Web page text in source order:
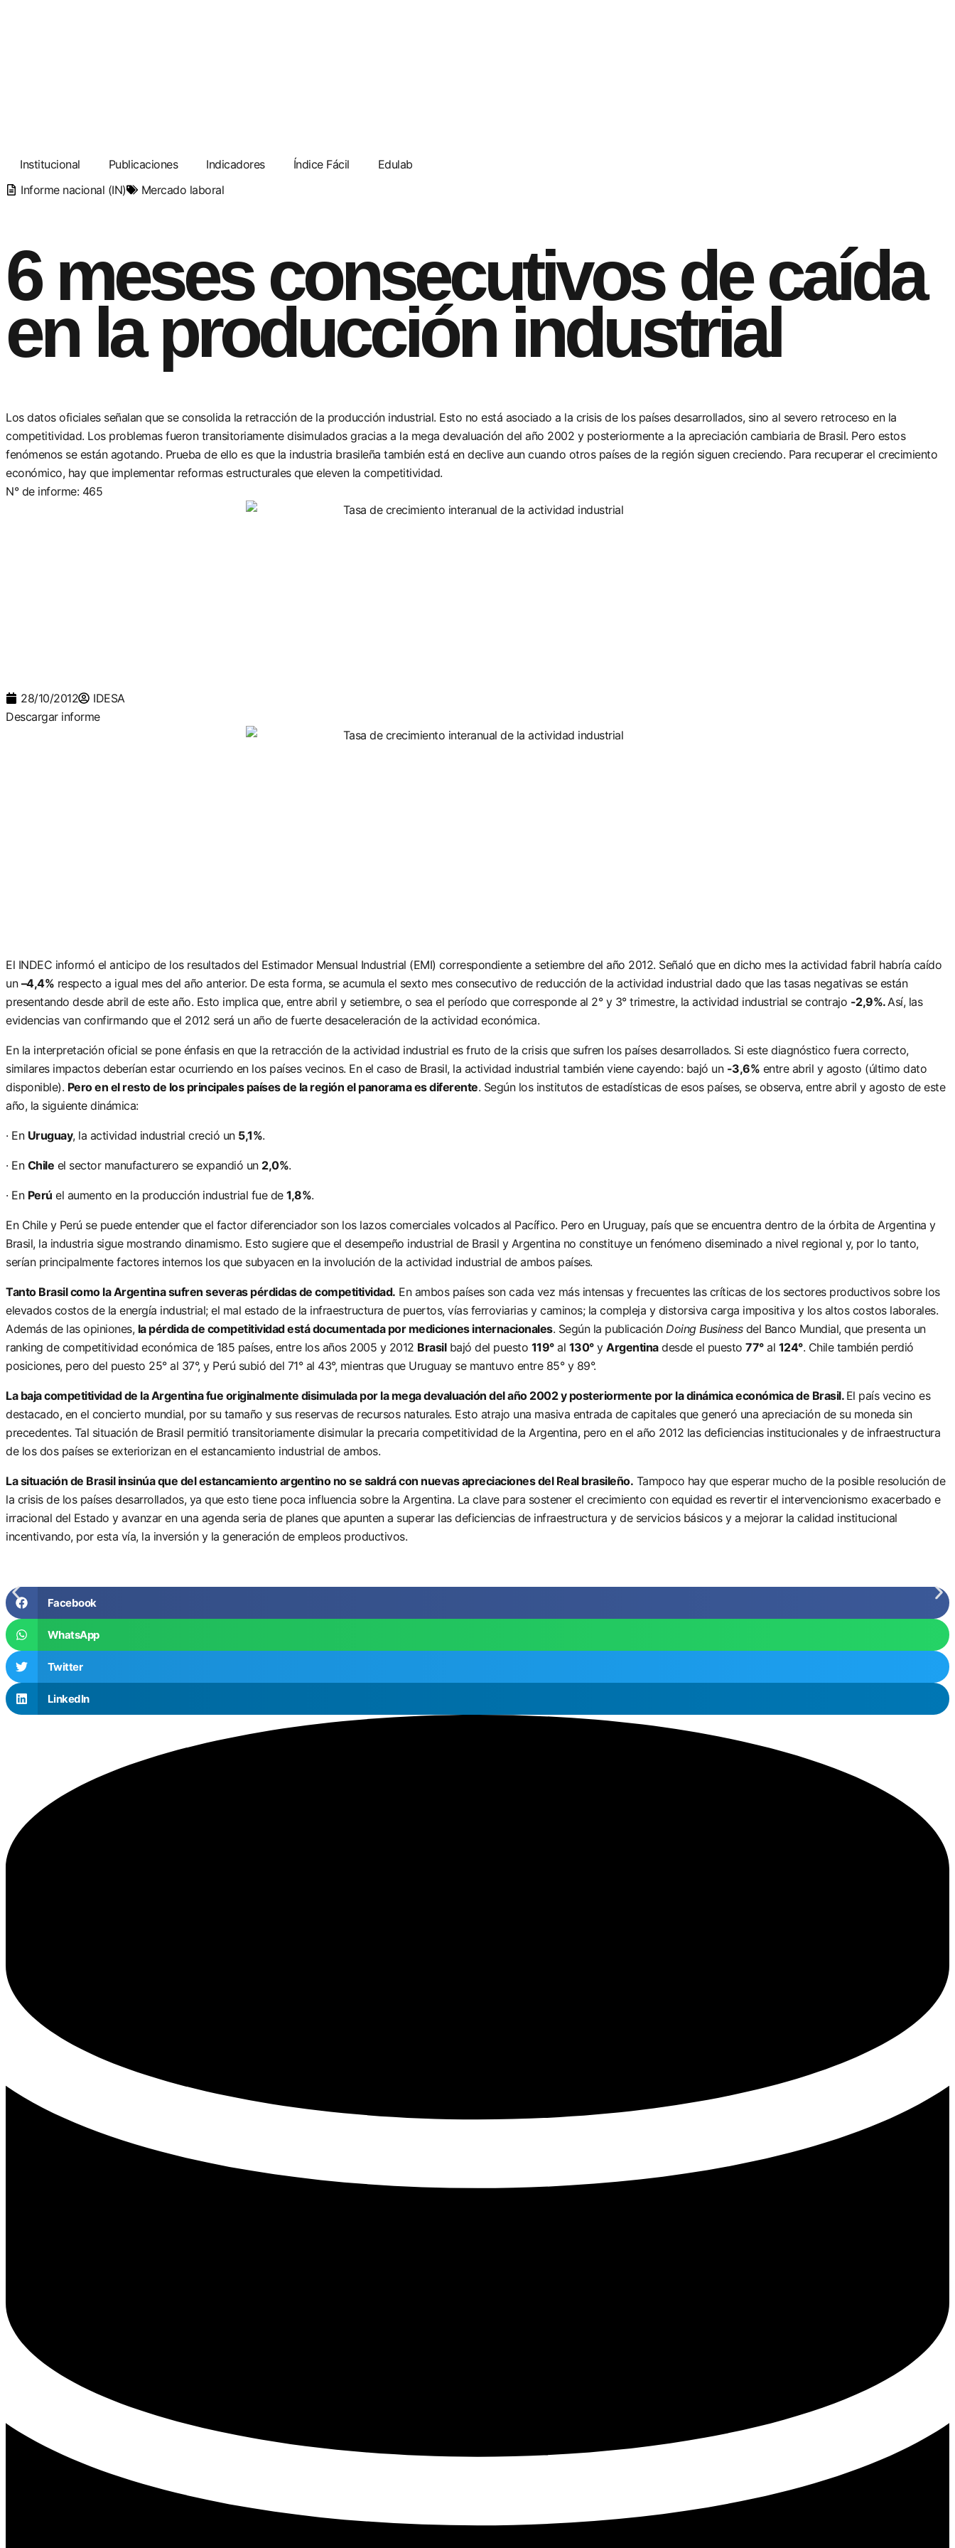
Institucional Publicaciones Indicadores Índice Fácil
Edulab
Informe nacional (IN)
Mercado laboral
6 meses consecutivos de caída
en la producción industrial
Los datos oficiales señalan que se consolida la retracción de la producción industrial. Esto no está asociado a la crisis de los países desarrollados, sino al severo retroceso en la
competitividad. Los problemas fueron transitoriamente disimulados gracias a la mega devaluación del año 2002 y posteriormente a la apreciación cambiaria de Brasil. Pero estos
fenómenos se están agotando. Prueba de ello es que la industria brasileña también está en declive aun cuando otros países de la región siguen creciendo. Para recuperar el crecimiento
económico, hay que implementar reformas estructurales que eleven la competitividad.
N° de informe: 465
28/10/2012
IDESA
Descargar informe
El INDEC informó el anticipo de los resultados del Estimador Mensual Industrial (EMI) correspondiente a setiembre del año 2012. Señaló que en dicho mes la actividad fabril habría caído
un –4,4% respecto a igual mes del año anterior. De esta forma, se acumula el sexto mes consecutivo de reducción de la actividad industrial dado que las tasas negativas se están
presentando desde abril de este año. Esto implica que, entre abril y setiembre, o sea el período que corresponde al 2° y 3° trimestre, la actividad industrial se contrajo -2,9%.Así, las
evidencias van confirmando que el 2012 será un año de fuerte desaceleración de la actividad económica.
En la interpretación oficial se pone énfasis en que la retracción de la actividad industrial es fruto de la crisis que sufren los países desarrollados. Si este diagnóstico fuera correcto,
similares impactos deberían estar ocurriendo en los países vecinos. En el caso de Brasil, la actividad industrial también viene cayendo: bajó un -3,6% entre abril y agosto (último dato
disponible). Pero en el resto de los principales países de la región el panorama es diferente. Según los institutos de estadísticas de esos países, se observa, entre abril y agosto de este
año, la siguiente dinámica:
· En Uruguay, la actividad industrial creció un 5,1%.
· En Chile el sector manufacturero se expandió un 2,0%.
· En Perú el aumento en la producción industrial fue de 1,8%.
En Chile y Perú se puede entender que el factor diferenciador son los lazos comerciales volcados al Pacífico. Pero en Uruguay, país que se encuentra dentro de la órbita de Argentina y
Brasil, la industria sigue mostrando dinamismo. Esto sugiere que el desempeño industrial de Brasil y Argentina no constituye un fenómeno diseminado a nivel regional y, por lo tanto,
serían principalmente factores internos los que subyacen en la involución de la actividad industrial de ambos países.
Tanto Brasil como la Argentina sufren severas pérdidas de competitividad. En ambos países son cada vez más intensas y frecuentes las críticas de los sectores productivos sobre los
elevados costos de la energía industrial; el mal estado de la infraestructura de puertos, vías ferroviarias y caminos; la compleja y distorsiva carga impositiva y los altos costos laborales.
Además de las opiniones, la pérdida de competitividad está documentada por mediciones internacionales. Según la publicación Doing Businessdel Banco Mundial, que presenta un
ranking de competitividad económica de 185 países, entre los años 2005 y 2012 Brasilbajó del puesto 119°al 130°y Argentinadesde el puesto 77°al 124°. Chile también perdió
posiciones, pero del puesto 25° al 37°, y Perú subió del 71° al 43°, mientras que Uruguay se mantuvo entre 85° y 89°.
La baja competitividad de la Argentina fue originalmente disimulada por la mega devaluación del año 2002 y posteriormente por la dinámica económica de Brasil. El país vecino es
destacado, en el concierto mundial, por su tamaño y sus reservas de recursos naturales. Esto atrajo una masiva entrada de capitales que generó una apreciación de su moneda sin
precedentes. Tal situación de Brasil permitió transitoriamente disimular la precaria competitividad de la Argentina, pero en el año 2012 las deficiencias institucionales y de infraestructura
de los dos países se exteriorizan en el estancamiento industrial de ambos.
La situación de Brasil insinúa que del estancamiento argentino no se saldrá con nuevas apreciaciones del Real brasileño. Tampoco hay que esperar mucho de la posible resolución de
la crisis de los países desarrollados, ya que esto tiene poca influencia sobre la Argentina. La clave para sostener el crecimiento con equidad es revertir el intervencionismo exacerbado e
irracional del Estado y avanzar en una agenda seria de planes que apunten a superar las deficiencias de infraestructura y de servicios básicos y a mejorar la calidad institucional
incentivando, por esta vía, la inversión y la generación de empleos productivos.
Facebook
WhatsApp
Twitter
LinkedIn